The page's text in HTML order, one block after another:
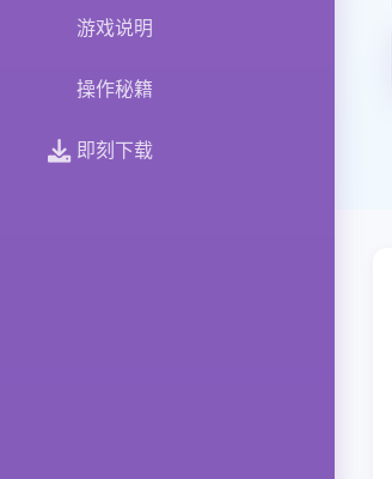
游戏说明
操作秘籍
即刻下载